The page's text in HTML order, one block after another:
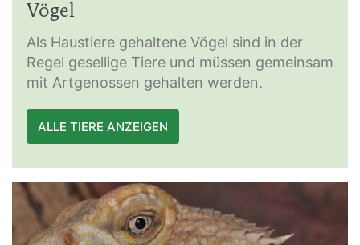
Vögel
Als Haustiere gehaltene Vögel sind in der
Regel gesellige Tiere und müssen gemeinsam
mit Artgenossen gehalten werden.
ALLE TIERE ANZEIGEN